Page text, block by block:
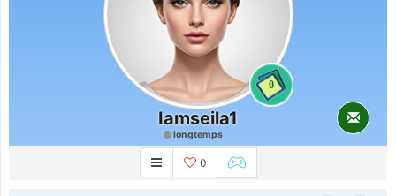
0
Iamseila1
longtemps
0